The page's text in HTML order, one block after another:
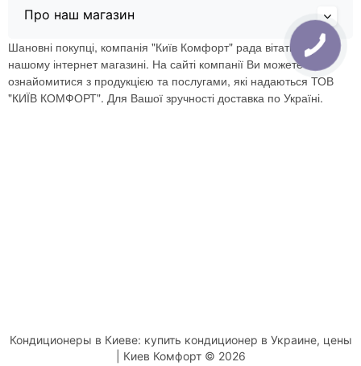
Про наш магазин
Шановні покупці, компанія "Київ Комфорт" рада вітати Вас в
нашому інтернет магазині. На сайті компанії Ви можете
ознайомитися з продукцією та послугами, які надаються ТОВ
"КИЇВ КОМФОРТ". Для Вашої зручності доставка по Україні.
Кондиционеры в Киеве: купить кондиционер в Украине, цены
| Киев Комфорт © 2026